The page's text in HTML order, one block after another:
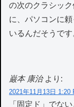
の次のクラシッ
に、パソコンに
いるんだそうです
巌本 康治 より:
2021年11月13日 1:20
「固定ド」でな